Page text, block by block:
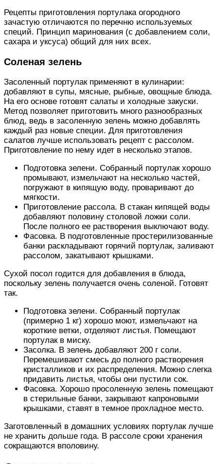
Рецепты приготовления портулака огородного
зачастую отличаются по перечню используемых
специй. Принцип маринования (с добавлением соли,
сахара и уксуса) общий для них всех.
Соленая зелень
Засоленный портулак применяют в кулинарии:
добавляют в супы, мясные, рыбные, овощные блюда.
На его основе готовят салаты и холодные закуски.
Метод позволяет приготовить много разнообразных
блюд, ведь в засоленную зелень можно добавлять
каждый раз новые специи. Для приготовления
салатов лучше использовать рецепт с рассолом.
Приготовление по нему идет в несколько этапов.
Подготовка зелени. Собранный портулак хорошо
промывают, измельчают на несколько частей,
погружают в кипящую воду, проваривают до
мягкости.
Приготовление рассола. В стакан кипящей воды
добавляют половину столовой ложки соли.
После полного ее растворения выключают воду.
Фасовка. В подготовленные простерилизованные
банки раскладывают горячий портулак, заливают
рассолом, закатывают крышками.
Сухой посол годится для добавления в блюда,
поскольку зелень получается очень соленой. Готовят
так.
Подготовка зелени. Собранный портулак
(примерно 1 кг) хорошо моют, измельчают на
короткие ветки, отделяют листья. Помещают
портулак в миску.
Засолка. В зелень добавляют 200 г соли.
Перемешивают смесь до полного растворения
кристалликов и их распределения. Можно слегка
придавить листья, чтобы они пустили сок.
Фасовка. Хорошо просоленную зелень помещают
в стерильные банки, закрывают капроновыми
крышками, ставят в темное прохладное место.
Заготовленный в домашних условиях портулак лучше
не хранить дольше года. В рассоле сроки хранения
сокращаются вполовину.